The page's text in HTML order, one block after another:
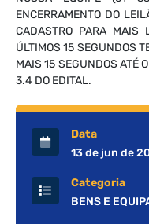
Data
13 de jun de
Categoria
BENS E
ENCERRAMENTO DO
CADASTRO PARA MAIS
ÚLTIMOS 15 SEGUNDOS
MAIS 15 SEGUNDOS ATÉ
3.4 DO EDITAL.